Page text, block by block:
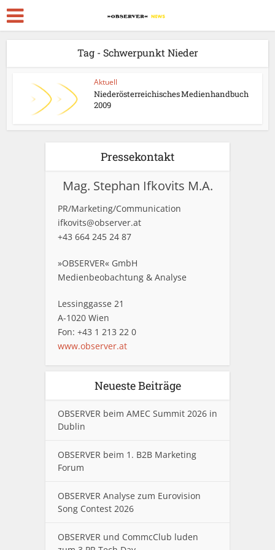
Tag - Schwerpunkt Nieder
Aktuell
Niederösterreichisches Medienhandbuch
2009
Pressekontakt
Mag. Stephan Ifkovits M.A.
PR/Marketing/Communication
ifkovits@observer.at
+43 664 245 24 87
»OBSERVER« GmbH
Medienbeobachtung & Analyse
Lessinggasse 21
A-1020 Wien
Fon: +43 1 213 22 0
www.observer.at
Neueste Beiträge
OBSERVER beim AMEC Summit 2026 in
Dublin
OBSERVER beim 1. B2B Marketing
Forum
OBSERVER Analyse zum Eurovision
Song Contest 2026
OBSERVER und CommcClub luden